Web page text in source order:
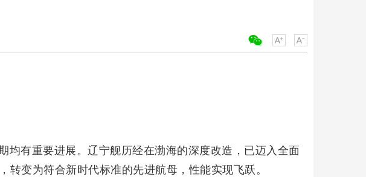
均有重要进展。辽宁舰历经在渤海的深度改造，已迈入全面
转变为符合新时代标准的先进航母，性能实现飞跃。